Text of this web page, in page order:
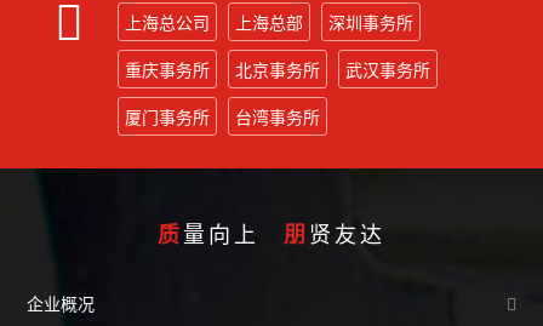
上海总公司 上海总部 深圳事务所
重庆事务所 北京事务所 武汉事务所
厦门事务所 台湾事务所
质量向上 朋 贤友达
企业概况